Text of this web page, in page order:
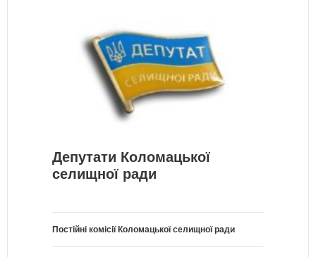
Депутати Коломацької
селищної ради
Постійні комісії Коломацької селищної ради